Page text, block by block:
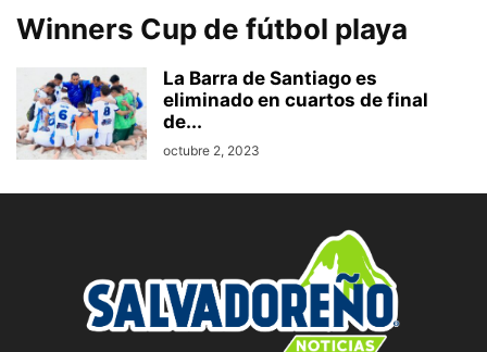
Winners Cup de fútbol playa
La Barra de Santiago es
eliminado en cuartos de final
de...
octubre 2, 2023